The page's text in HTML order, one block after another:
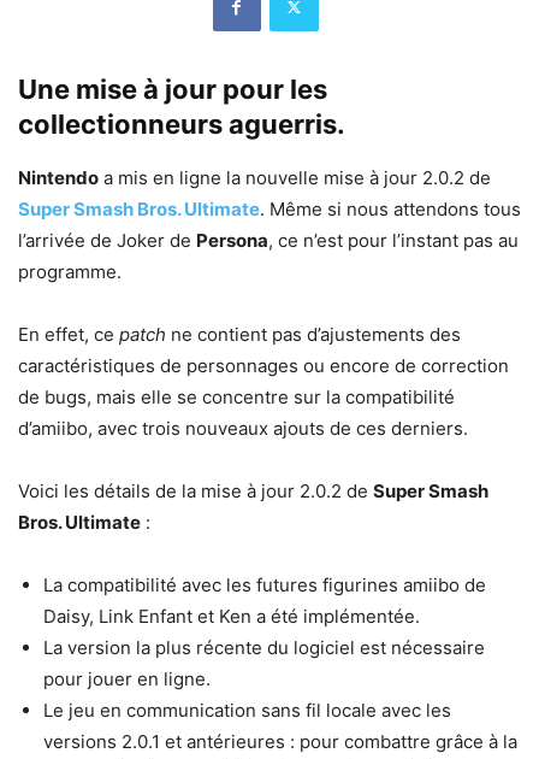
Une mise à jour pour les
collectionneurs aguerris.
Nintendo a mis en ligne la nouvelle mise à jour 2.0.2 de
Super Smash Bros. Ultimate. Même si nous attendons tous
l’arrivée de Joker de Persona, ce n’est pour l’instant pas au
programme.
En effet, ce patch ne contient pas d’ajustements des
caractéristiques de personnages ou encore de correction
de bugs, mais elle se concentre sur la compatibilité
d’amiibo, avec trois nouveaux ajouts de ces derniers.
Voici les détails de la mise à jour 2.0.2 de Super Smash
Bros. Ultimate :
La compatibilité avec les futures figurines amiibo de
Daisy, Link Enfant et Ken a été implémentée.
La version la plus récente du logiciel est nécessaire
pour jouer en ligne.
Le jeu en communication sans fil locale avec les
versions 2.0.1 et antérieures : pour combattre grâce à la